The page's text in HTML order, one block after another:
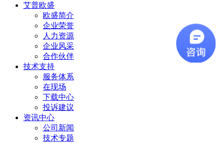
艾普欧盛
欧盛简介
企业荣誉
人力资源
企业风采
合作伙伴
技术支持
服务体系
在现场
下载中心
投诉建议
资讯中心
公司新闻
技术专题